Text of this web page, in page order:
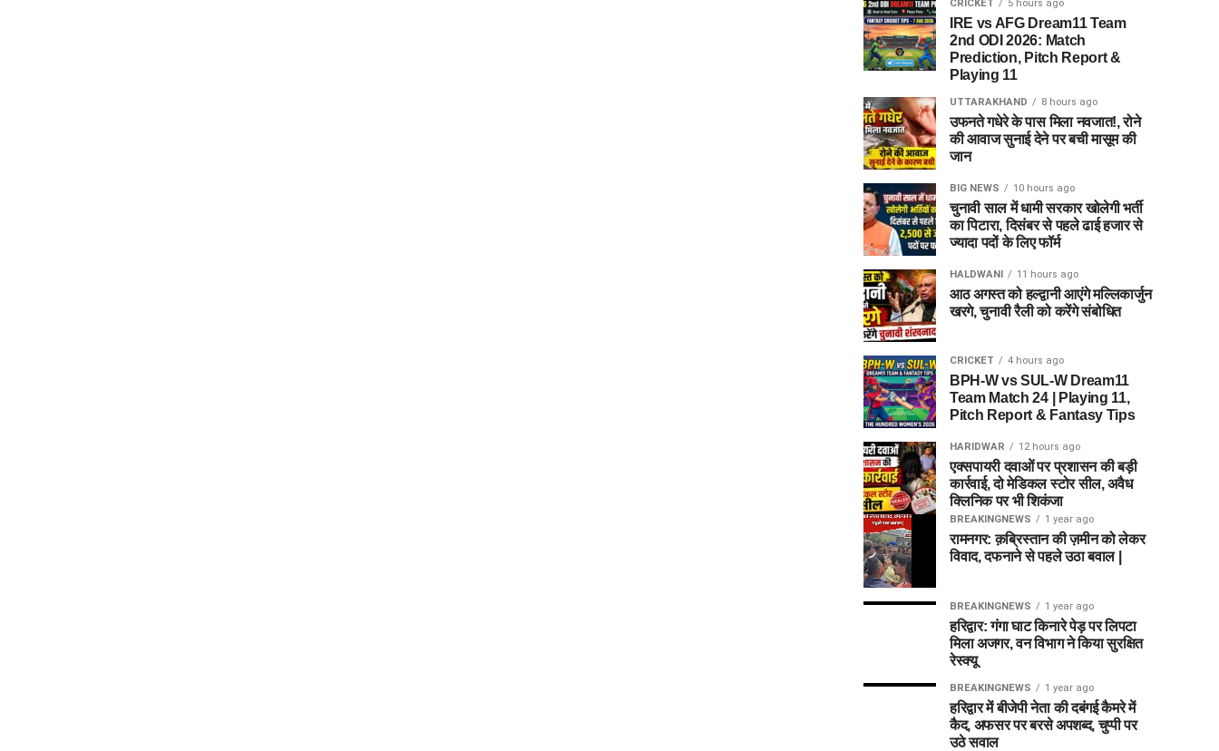
CRICKET 5 hours ago
IRE vs AFG Dream11 Team
2nd ODI 2026: Match
Prediction, Pitch Report &
Playing 11
UTTARAKHAND 8 hours ago
उफनते गधेरे के पास मिला नवजात!, रोने
की आवाज सुनाई देने पर बची मासूम की
जान
BIG NEWS 10 hours ago
चुनावी साल में धामी सरकार खोलेगी भर्ती
का पिटारा, दिसंबर से पहले ढाई हजार से
ज्यादा पदों के लिए फॉर्म
HALDWANI 11 hours ago
आठ अगस्त को हल्द्वानी आएंगे मल्लिकार्जुन
खरगे, चुनावी रैली को करेंगे संबोधित
CRICKET 4 hours ago
BPH-W vs SUL-W Dream11
Team Match 24 | Playing 11,
Pitch Report & Fantasy Tips
HARIDWAR 12 hours ago
एक्सपायरी दवाओं पर प्रशासन की बड़ी
कार्रवाई, दो मेडिकल स्टोर सील, अवैध
क्लिनिक पर भी शिकंजा
BREAKINGNEWS 1 year ago
रामनगर: क़ब्रिस्तान की ज़मीन को लेकर
विवाद, दफनाने से पहले उठा बवाल |
BREAKINGNEWS 1 year ago
हरिद्वार: गंगा घाट किनारे पेड़ पर लिपटा
मिला अजगर, वन विभाग ने किया सुरक्षित
रेस्क्यू
BREAKINGNEWS 1 year ago
हरिद्वार में बीजेपी नेता की दबंगई कैमरे में
कैद, अफसर पर बरसे अपशब्द, चुप्पी पर
उठे सवाल